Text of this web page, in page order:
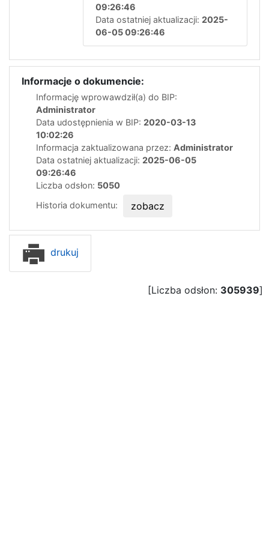
09:26:46
Data ostatniej aktualizacji: 2025-
06-05 09:26:46
Informacje o dokumencie:
Informację wprowawdził(a) do BIP:
Administrator
Data udostępnienia w BIP: 2020-03-13
10:02:26
Informacja zaktualizowana przez: Administrator
Data ostatniej aktualizacji: 2025-06-05
09:26:46
Liczba odsłon: 5050
Historia dokumentu:
zobacz
drukuj
[Liczba odsłon: 305939]